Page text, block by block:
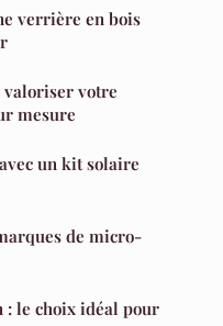
verrière en bois
votre
mesure
un kit solaire
de micro-
: le choix idéal pour